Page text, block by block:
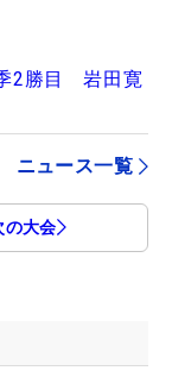
2勝目 岩田寛
ニュース一覧
の大会